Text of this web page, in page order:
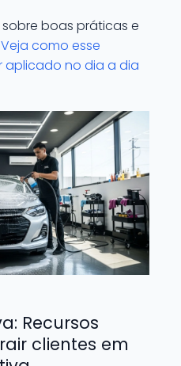
boas práticas e
Veja como esse
no dia a dia
Recursos
clientes em